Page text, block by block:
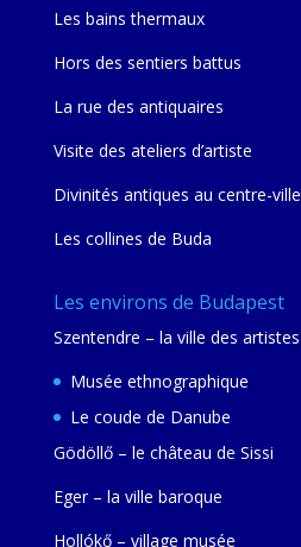
Les bains thermaux
Hors des sentiers battus
La rue des antiquaires
Visite des ateliers d’artiste
Divinités antiques au centre-ville
Les collines de Buda
Les environs de Budapest
Szentendre – la ville des artistes
Musée ethnographique
Le coude de Danube
Gödöllő – le château de Sissi
Eger – la ville baroque
Hollókő – village musée